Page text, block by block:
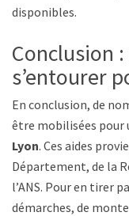
disponibles.
Conclusion
s’entourer
En conclusion, de
être mobilisées pour
Lyon. Ces aides
Département, de la
l’ANS. Pour en tirer
démarches, de